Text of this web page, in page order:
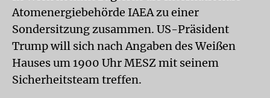
Atomenergiebehörde IAEA zu einer
Sondersitzung zusammen. US-Präsident
Trump will sich nach Angaben des Weißen
Hauses um 1900 Uhr MESZ mit seinem
Sicherheitsteam treffen.